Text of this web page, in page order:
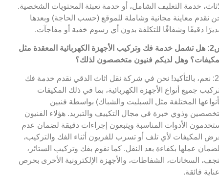
خدمة التغليف الشامل، أو خدمة تعبئة المحتويات الشخصية.
نقدم معاينة مجانية وشاملة للموقع (حسب الحاجة) وبعدها
دقيقًا وشفافًا للتكلفة بدون أي رسوم خفية أو مفاجآت.
س2: هل تشمل خدمة فك وتركيب الأجهزة الكهربائية المعقدة مثل
وهل لديكم فنيون متخصصون لذلك؟
ج2: نعم، بالتأكيد! نحن في شركة نقل اثاث الدقي نقدم خدمة فك
جميع أنواع الأجهزة الكهربائية، بما في ذلك المكيفات
المختلفة مثل السبليت والشباك) بواسطة فنيين
وذوي خبرة في مجال التكييف والتبريد. هؤلاء الفنيون
الأدوات المناسبة ويتبعون إجراءات دقيقة لضمان عدم
المكيفات لأي تلف أو تسرب للفريون أثناء الفك والتركيب،
عملها بكفاءة بعد النقل. كما نقوم بفك وتركيب الستائر،
السخانات، الشفاطات، والأجهزة الإلكترونية الأخرى بحرص
فائقة.